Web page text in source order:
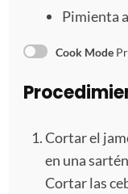
Pimienta
Cook Mode
Cortar el
en una
Cortar las